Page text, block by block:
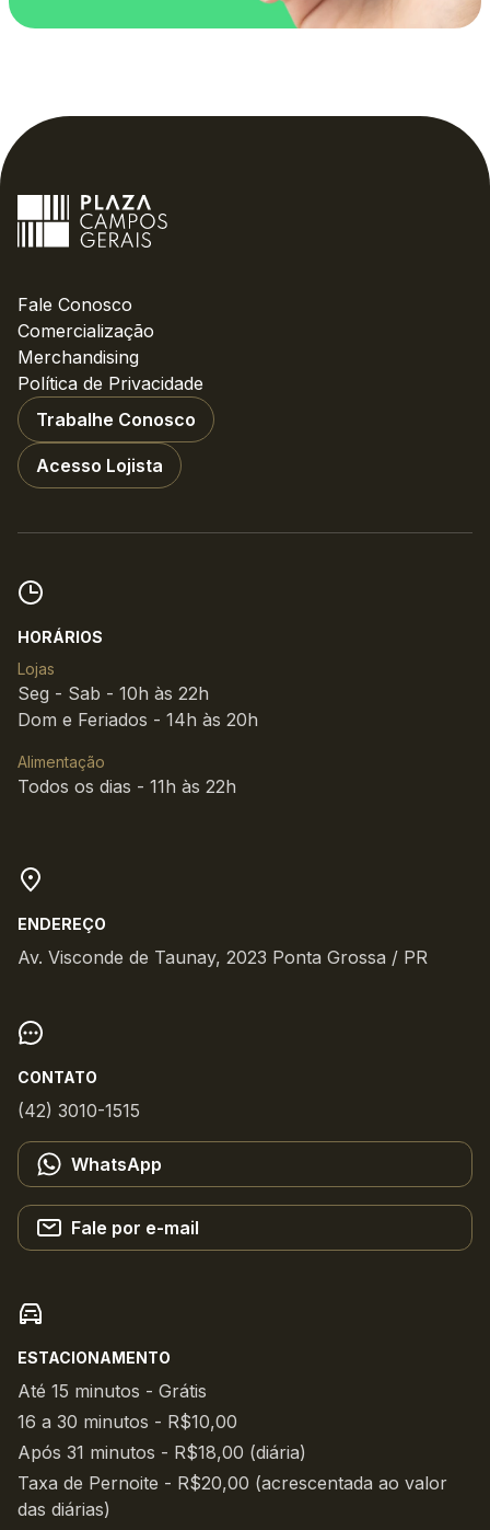
Fale Conosco
Comercialização
Merchandising
Política de Privacidade
Trabalhe Conosco
Acesso Lojista
HORÁRIOS
Lojas
Seg - Sab - 10h às 22h
Dom e Feriados - 14h às 20h
Alimentação
Todos os dias - 11h às 22h
ENDEREÇO
Av. Visconde de Taunay, 2023 Ponta Grossa / PR
CONTATO
(42) 3010-1515
WhatsApp
Fale por e-mail
ESTACIONAMENTO
Até 15 minutos - Grátis
16 a 30 minutos - R$10,00
Após 31 minutos - R$18,00 (diária)
Taxa de Pernoite - R$20,00 (acrescentada ao valor
das diárias)